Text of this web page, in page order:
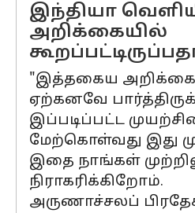
இந்தியா
அறிக்கையில்
"இத்தகைய
ஏற்கனவே
இப்படிப்பட்ட
மேற்கொள்வது இது
இதை நாங்கள்
நிராகரிக்கிறோம்.
அருணாச்சலப்